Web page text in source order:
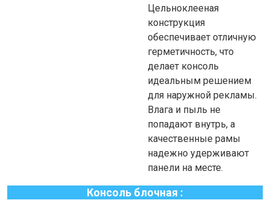
Цельноклееная
конструкция
обеспечивает отличную
герметичность, что
делает консоль
идеальным решением
для наружной рекламы.
Влага и пыль не
попадают внутрь, а
качественные рамы
надежно удерживают
панели на месте.
Консоль блочная :